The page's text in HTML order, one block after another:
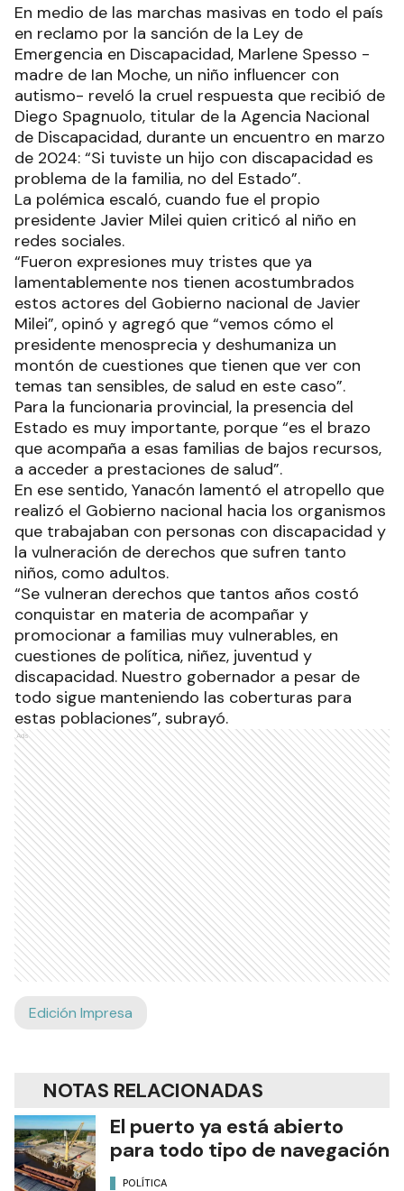
En medio de las marchas masivas en todo el país
en reclamo por la sanción de la Ley de
Emergencia en Discapacidad, Marlene Spesso -
madre de Ian Moche, un niño influencer con
autismo- reveló la cruel respuesta que recibió de
Diego Spagnuolo, titular de la Agencia Nacional
de Discapacidad, durante un encuentro en marzo
de 2024: “Si tuviste un hijo con discapacidad es
problema de la familia, no del Estado”.
La polémica escaló, cuando fue el propio
presidente Javier Milei quien criticó al niño en
redes sociales.
“Fueron expresiones muy tristes que ya
lamentablemente nos tienen acostumbrados
estos actores del Gobierno nacional de Javier
Milei”, opinó y agregó que “vemos cómo el
presidente menosprecia y deshumaniza un
montón de cuestiones que tienen que ver con
temas tan sensibles, de salud en este caso”.
Para la funcionaria provincial, la presencia del
Estado es muy importante, porque “es el brazo
que acompaña a esas familias de bajos recursos,
a acceder a prestaciones de salud”.
En ese sentido, Yanacón lamentó el atropello que
realizó el Gobierno nacional hacia los organismos
que trabajaban con personas con discapacidad y
la vulneración de derechos que sufren tanto
niños, como adultos.
“Se vulneran derechos que tantos años costó
conquistar en materia de acompañar y
promocionar a familias muy vulnerables, en
cuestiones de política, niñez, juventud y
discapacidad. Nuestro gobernador a pesar de
todo sigue manteniendo las coberturas para
estas poblaciones”, subrayó.
Ads
Edición Impresa
NOTAS RELACIONADAS
El puerto ya está abierto
para todo tipo de navegación
POLÍTICA